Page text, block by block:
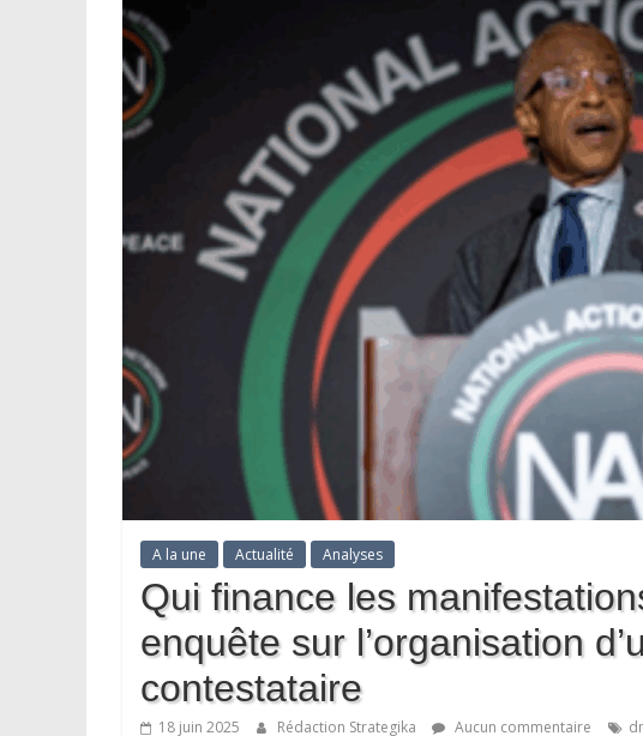
A la une Actualité Analyses
Qui finance les
enquête sur l’organisation
contestataire
18 juin 2025 Rédaction Strategika Aucun commentaire